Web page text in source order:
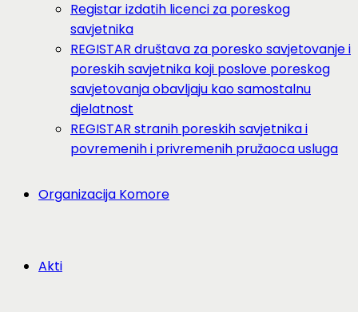
Registar izdatih licenci za poreskog
savjetnika
REGISTAR društava za poresko savjetovanje i
poreskih savjetnika koji poslove poreskog
savjetovanja obavljaju kao samostalnu
djelatnost
REGISTAR stranih poreskih savjetnika i
povremenih i privremenih pružaoca usluga
Organizacija Komore
Akti